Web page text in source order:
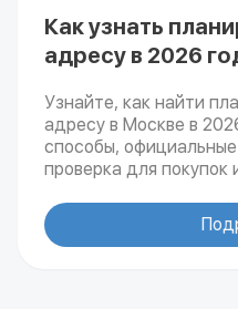
Как узнать
адресу в 2026
Узнайте, как найти
адресу в Москве в
способы,
проверка для
Это может
перед ремонтом или